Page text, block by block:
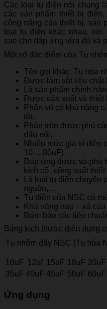
Các loại tụ điện nói chung
các sản phẩm thiết bị
công năng của thiết bị, sản
loại tụ điện khác nhau,
sao cho đáp ứng vừa đủ và
Một số đặc điểm của Tụ
Tên gọi khác: Tụ hóa
Được làm vật liệu chất
Là sản phẩm chính
Được sản xuất và thiết
Phần vỏ có khả năng
tốt.
Phần trên được phủ
đấu nối.
Nhiều mức giá trị điện
10….80uF).
Đáp ứng được và phù
kích cỡ, công suất
Là loại tụ điện chuyên
nguồn,…
Tụ điện của NSC có
Khả năng nạp – xả của
Đảm bảo các tiêu
Bảng kích thước điện dung
Tụ nhôm dây NSC
10uF 12uf 15uF 18uF 20uF
35uF 40uF 45uF 50uF 60uF
Ứng dụng